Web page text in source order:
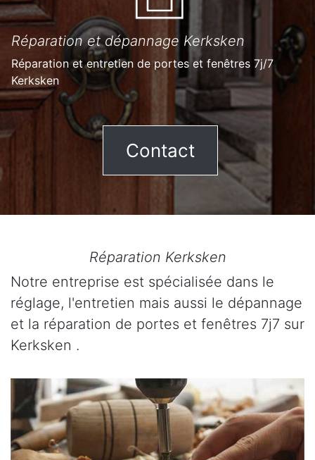
Réparation et dépannage Kerksken
Réparation et entretien de portes et fenêtres 7j/7
Kerksken
Contact
Réparation Kerksken
Notre entreprise est spécialisée dans le
réglage, l'entretien mais aussi le dépannage
et la réparation de portes et fenêtres 7j7 sur
Kerksken .